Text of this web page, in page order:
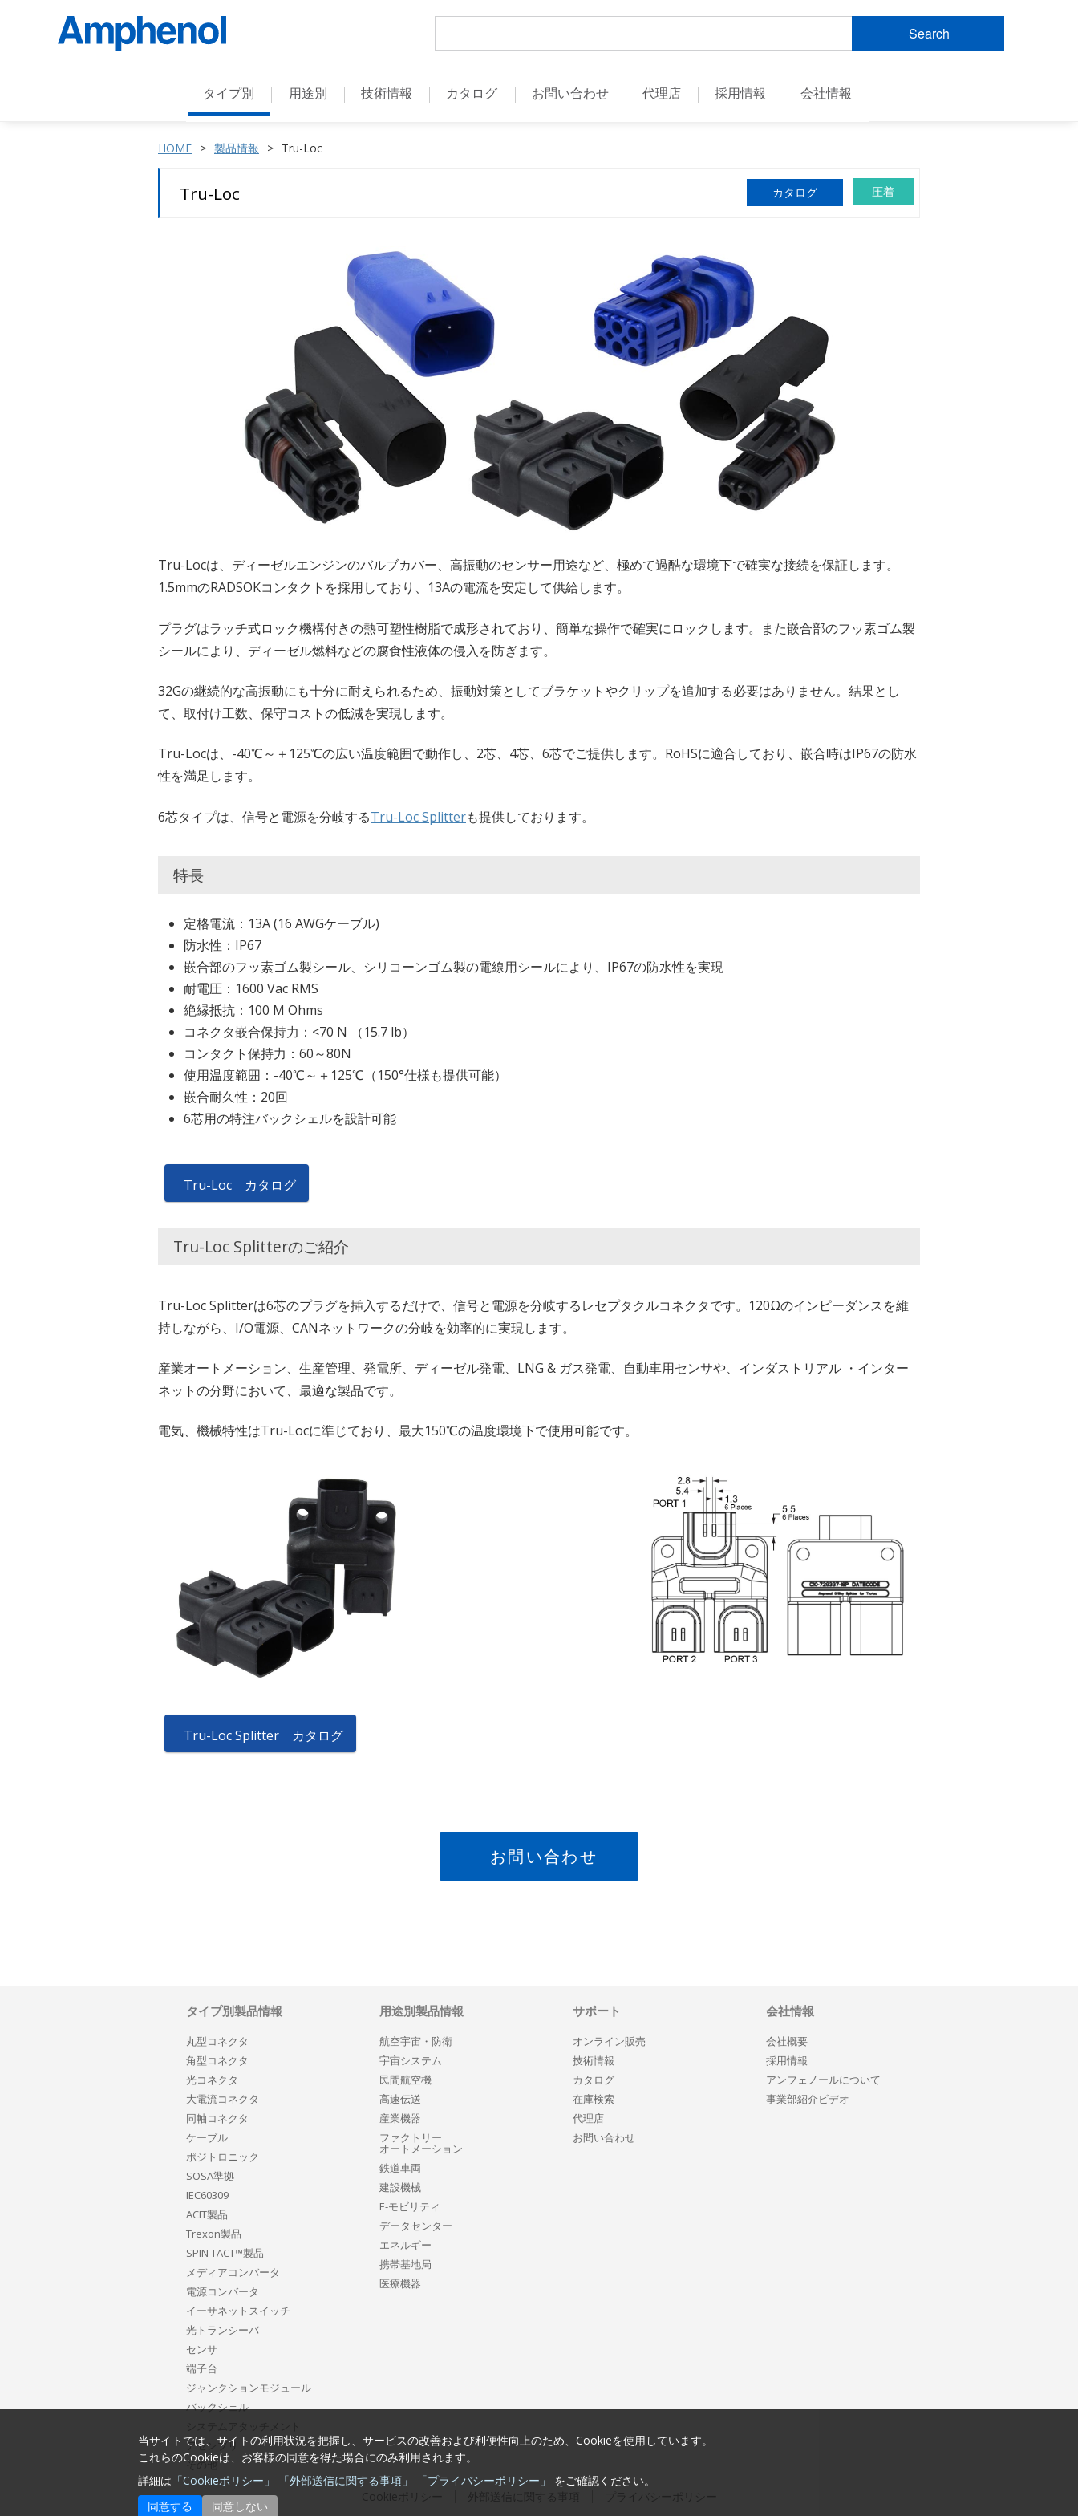
Search
タイプ別 用途別 技術情報 カタログ お問い合わせ 代理店 採用情報 会社情報
HOME 製品情報 Tru-Loc
Tru-Loc カタログ 圧着
Tru-Locは、ディーゼルエンジンのバルブカバー、高振動のセンサー用途など、極めて過酷な環境下で確実な接続を保証します。
1.5mmのRADSOKコンタクトを採用しており、13Aの電流を安定して供給します。
プラグはラッチ式ロック機構付きの熱可塑性樹脂で成形されており、簡単な操作で確実にロックします。また嵌合部のフッ素ゴム製
シールにより、ディーゼル燃料などの腐食性液体の侵入を防ぎます。
32Gの継続的な高振動にも十分に耐えられるため、振動対策としてブラケットやクリップを追加する必要はありません。結果とし
て、取付け工数、保守コストの低減を実現します。
Tru-Locは、-40℃～＋125℃の広い温度範囲で動作し、2芯、4芯、6芯でご提供します。RoHSに適合しており、嵌合時はIP67の防水
性を満足します。
6芯タイプは、信号と電源を分岐するTru-Loc Splitterも提供しております。
特長
定格電流：13A (16 AWGケーブル)
防水性：IP67
嵌合部のフッ素ゴム製シール、シリコーンゴム製の電線用シールにより、IP67の防水性を実現
耐電圧：1600 Vac RMS
絶縁抵抗：100 M Ohms
コネクタ嵌合保持力：<70 N （15.7 lb）
コンタクト保持力：60～80N
使用温度範囲：-40℃～＋125℃（150°仕様も提供可能）
嵌合耐久性：20回
6芯用の特注バックシェルを設計可能
Tru-Loc カタログ
Tru-Loc Splitterのご紹介
Tru-Loc Splitterは6芯のプラグを挿入するだけで、信号と電源を分岐するレセプタクルコネクタです。120Ωのインピーダンスを維
持しながら、I/O電源、CANネットワークの分岐を効率的に実現します。
産業オートメーション、生産管理、発電所、ディーゼル発電、LNG & ガス発電、自動車用センサや、インダストリアル ・インター
ネットの分野において、最適な製品です。
電気、機械特性はTru-Locに準じており、最大150℃の温度環境下で使用可能です。
Tru-Loc Splitter カタログ
お問い合わせ
タイプ別製品情報
丸型コネクタ
角型コネクタ
光コネクタ
大電流コネクタ
同軸コネクタ
ケーブル
ポジトロニック
SOSA準拠
IEC60309
ACIT製品
Trexon製品
SPIN TACT™製品
メディアコンバータ
電源コンバータ
イーサネットスイッチ
光トランシーバ
センサ
端子台
ジャンクションモジュール
バックシェル
アセンブリ
その他
用途別製品情報
航空宇宙・防衛
宇宙システム
民間航空機
高速伝送
産業機器
ファクトリー
オートメーション
鉄道車両
建設機械
E-モビリティ
データセンター
エネルギー
携帯基地局
医療機器
サポート
オンライン販売
技術情報
カタログ
在庫検索
代理店
お問い合わせ
会社情報
会社概要
採用情報
アンフェノールについて
事業部紹介ビデオ
Cookieポリシー 外部送信に関する事項 プライバシーポリシー
当サイトでは、サイトの利用状況を把握し、サービスの改善および利便性向上のため、Cookieを使用しています。
これらのCookieは、お客様の同意を得た場合にのみ利用されます。
詳細は 「Cookieポリシー」 「外部送信に関する事項」 「プライバシーポリシー」 をご確認ください。
同意する 同意しない